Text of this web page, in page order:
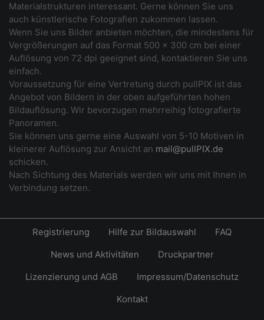
Materialstrukturen interessant. Gerne können Sie uns
auch künstlerische Fotografien zukommen lassen.
Wenn Sie uns Bilder anbieten möchten, die mindestens für
Vergrößerungen auf das Format 500 x 300 cm bei einer
Auflösung von 72 dpi geeignet sind, kontaktieren Sie uns
einfach.
Voraussetzung für eine Vertretung durch pullPIX ist das
Angebot von Bildern in der oben aufgeführten hohen
Bildauflösung. Wir bevorzugen mehrreihig fotografierte
Panoramen.
Sie können uns gerne eine Auswahl von 5-10 Motiven in
kleinerer Auflösung zur Ansicht an mail@pullPIX.de
schicken.
Nach Sichtung des Materials werden wir uns mit Ihnen in
Verbindung setzen.
Registrierung Hilfe zur Bildauswahl
FAQ
News und Aktivitäten
Druckpartner
Lizenzierung und AGB
Impressum/Datenschutz
Kontakt